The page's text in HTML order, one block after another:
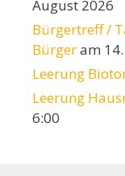
August 2026
Bürgertreff /
Bürgeram
Leerung
Leerung
6:00